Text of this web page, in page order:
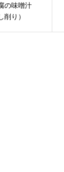
の味噌汁
削り）